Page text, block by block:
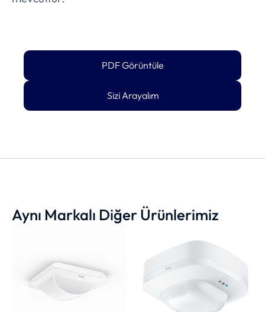
PDF Görüntüle
Sizi Arayalım
Aynı Markalı Diğer Ürünlerimiz